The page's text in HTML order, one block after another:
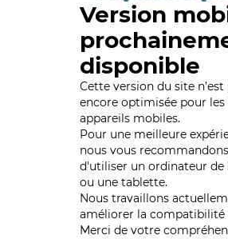
Version
disponible
Cette version du site n’est
encore optimisée pour les
appareils mobiles.
Pour une meilleure
nous vous recommandons
d'utiliser un ordinateur de
ou une tablette.
Nous travaillons
améliorer la compatibilité
Merci de votre